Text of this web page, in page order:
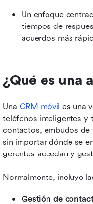
Un enfoque
tiempos de
acuerdos más
¿Qué es una
Una CRM móvil es una
teléfonos inteligentes y
contactos, embudos de
sin importar dónde se
gerentes accedan y
Normalmente, incluye
Gestión de